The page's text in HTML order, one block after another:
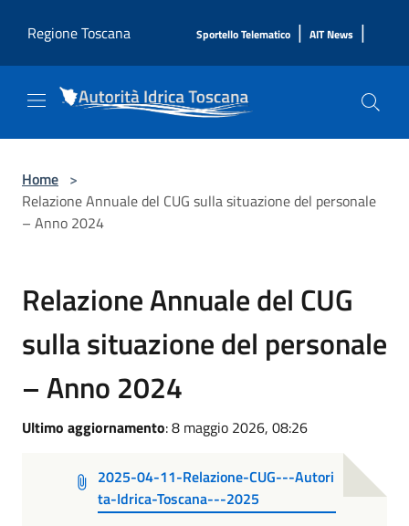
Regione Toscana
Sportello Telematico | AIT News |
Home >
Relazione Annuale del CUG sulla situazione del personale
– Anno 2024
Relazione Annuale del CUG
sulla situazione del personale
– Anno 2024
Ultimo aggiornamento: 8 maggio 2026, 08:26
2025-04-11-Relazione-CUG---Autori
ta-Idrica-Toscana---2025